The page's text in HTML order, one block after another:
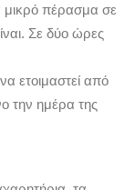
μικρό πέρασμα σε
Σε δύο ώρες
ετοιμαστεί από
την ημέρα της